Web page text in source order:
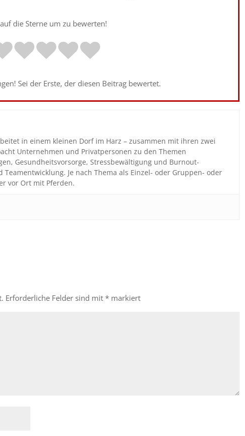
die Sterne um zu bewerten!
Sei der Erste, der diesen Beitrag bewertet.
in einem kleinen Dorf im Harz – zusammen mit ihren zwei
Unternehmen und Privatpersonen zu den Themen
Gesundheitsvorsorge, Stressbewältigung und Burnout-
Je nach Thema als Einzel- oder Gruppen- oder
vor Ort mit Pferden.
Erforderliche Felder sind mit* markiert